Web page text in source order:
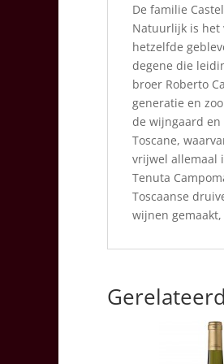
De familie
Natuurlijk is het
hetzelfde
degene die
broer Roberto
generatie en
de wijngaard
Toscane,
vrijwel allemaal
Tenuta
Toscaanse
wijnen